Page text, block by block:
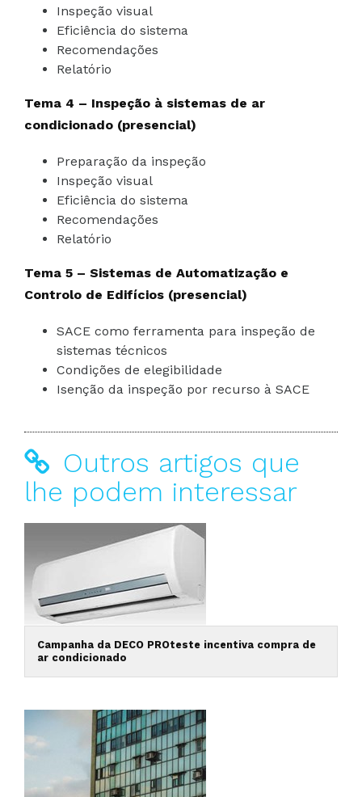
Inspeção visual
Eficiência do sistema
Recomendações
Relatório
Tema 4 – Inspeção à sistemas de ar
condicionado (presencial)
Preparação da inspeção
Inspeção visual
Eficiência do sistema
Recomendações
Relatório
Tema 5 – Sistemas de Automatização e
Controlo de Edifícios (presencial)
SACE como ferramenta para inspeção de
sistemas técnicos
Condições de elegibilidade
Isenção da inspeção por recurso à SACE
Outros artigos que
lhe podem interessar
Campanha da DECO PROteste incentiva compra de
ar condicionado